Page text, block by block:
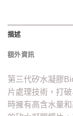
描述
額外資訊
第三代矽水凝膠
片處理技術，打
時擁有高含水量